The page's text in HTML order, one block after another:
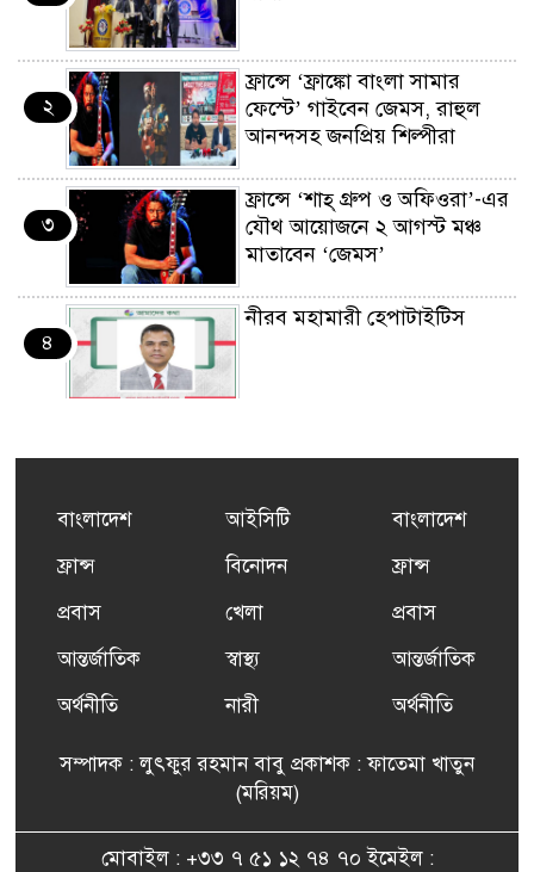
২
ফ্রান্সে ‘ফ্রাঙ্কো বাংলা সামার
ফেস্টে’ গাইবেন জেমস, রাহুল
আনন্দসহ জনপ্রিয় শিল্পীরা
৩
ফ্রান্সে ‘শাহ্ গ্রুপ ও অফিওরা’-এর
যৌথ আয়োজনে ২ আগস্ট মঞ্চ
মাতাবেন ‘জেমস’
৪
নীরব মহামারী হেপাটাইটিস
৫
এর সম্পূর্ণ বিনামূল্যের সুশি
ফ্রান্সসহ ইউরোপীয় দেশসমূহে
দাবদাহ: কারণ, প্রভাব ও করণীয়
ফ্রান্সে সংবর্ধিত হলেন যুক্তরাজ্য
বিএনপি’র আহ্বায়ক কমিটির
সাংবাদিকতায় কৃতিত্বের পুরস্কার
বাংলাদেশ
ফ্রান্স
প্রবাস
আন্তর্জাতিক
অর্থনীতি
আইসিটি
বিনোদন
খেলা
স্বাস্থ্য
নারী
বাংলাদেশ
ফ্রান্স
প্রবাস
আন্তর্জাতিক
অর্থনীতি
সম্পাদক : লুৎফুর রহমান বাবু প্রকাশক : ফাতেমা খাতুন
(মরিয়ম)
মোবাইল : +৩৩ ৭ ৫১ ১২ ৭৪ ৭০ ইমেইল :